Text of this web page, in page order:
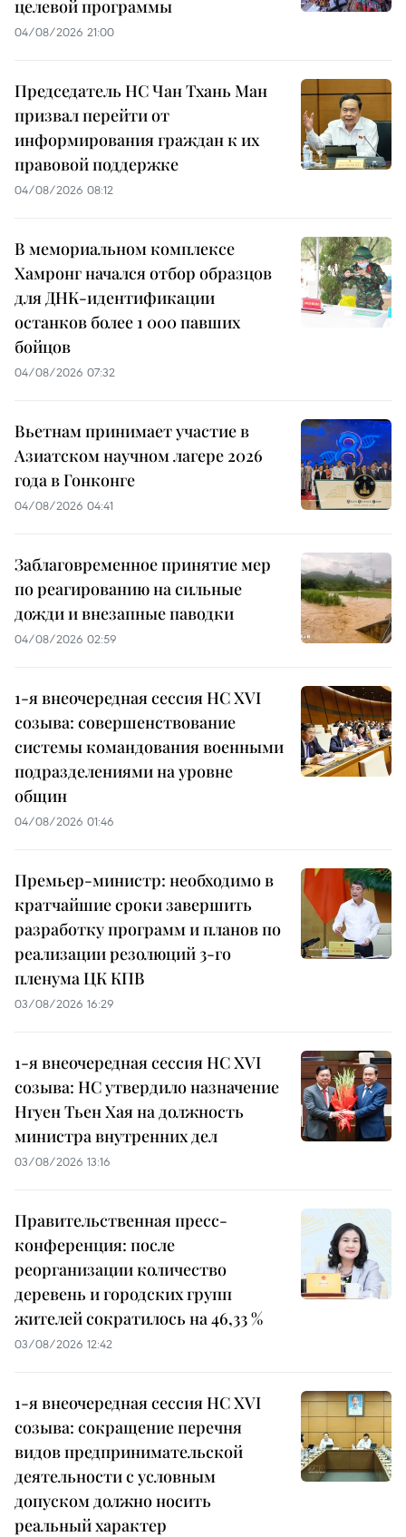
целевой программы
04/08/2026 21:00
Председатель НС Чан Тхань Ман
призвал перейти от
информирования граждан к их
правовой поддержке
04/08/2026 08:12
В мемориальном комплексе
Хамронг начался отбор образцов
для ДНК-идентификации
останков более 1 000 павших
бойцов
04/08/2026 07:32
Вьетнам принимает участие в
Азиатском научном лагере 2026
года в Гонконге
04/08/2026 04:41
Заблаговременное принятие мер
по реагированию на сильные
дожди и внезапные паводки
04/08/2026 02:59
1-я внеочередная сессия НС XVI
созыва: совершенствование
системы командования военными
подразделениями на уровне
общин
04/08/2026 01:46
Премьер-министр: необходимо в
кратчайшие сроки завершить
разработку программ и планов по
реализации резолюций 3-го
пленума ЦК КПВ
03/08/2026 16:29
1-я внеочередная сессия НС XVI
созыва: НС утвердило назначение
Нгуен Тьен Хая на должность
министра внутренних дел
03/08/2026 13:16
Правительственная пресс-
конференция: после
реорганизации количество
деревень и городских групп
жителей сократилось на 46,33 %
03/08/2026 12:42
1-я внеочередная сессия НС XVI
созыва: сокращение перечня
видов предпринимательской
деятельности с условным
допуском должно носить
реальный характер